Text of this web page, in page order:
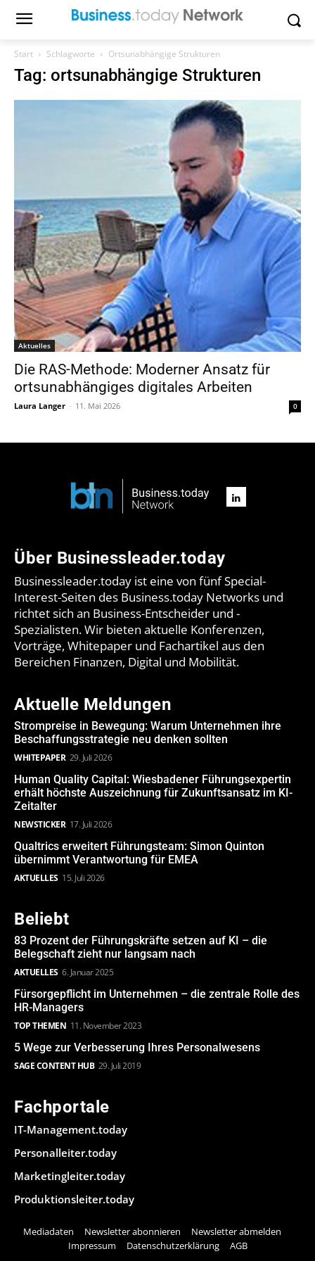
Start Schlagworte Ortsunabhängige Strukturen
Tag: ortsunabhängige Strukturen
Aktuelles
Die RAS-Methode: Moderner Ansatz für
ortsunabhängiges digitales Arbeiten
Laura Langer - 11. Mai 2026 0
Über Businessleader.today
Businessleader.today ist eine von fünf Special-
Interest-Seiten des Business.today Networks und
richtet sich an Business-Entscheider und -
Spezialisten. Wir bieten aktuelle Konferenzen,
Vorträge, Whitepaper und Fachartikel aus den
Bereichen Finanzen, Digital und Mobilität.
Aktuelle Meldungen
Strompreise in Bewegung: Warum Unternehmen ihre
Beschaffungsstrategie neu denken sollten
WHITEPAPER 29. Juli 2026
Human Quality Capital: Wiesbadener Führungsexpertin
erhält höchste Auszeichnung für Zukunftsansatz im KI-
Zeitalter
NEWSTICKER 17. Juli 2026
Qualtrics erweitert Führungsteam: Simon Quinton
übernimmt Verantwortung für EMEA
AKTUELLES 15. Juli 2026
Beliebt
83 Prozent der Führungskräfte setzen auf KI – die
Belegschaft zieht nur langsam nach
AKTUELLES 6. Januar 2025
Fürsorgepflicht im Unternehmen – die zentrale Rolle des
HR-Managers
TOP THEMEN 11. November 2023
5 Wege zur Verbesserung Ihres Personalwesens
SAGE CONTENT HUB 29. Juli 2019
Fachportale
IT-Management.today
Personalleiter.today
Marketingleiter.today
Produktionsleiter.today
Mediadaten Newsletter abonnieren
Newsletter abmelden
Impressum
Datenschutzerklärung AGB